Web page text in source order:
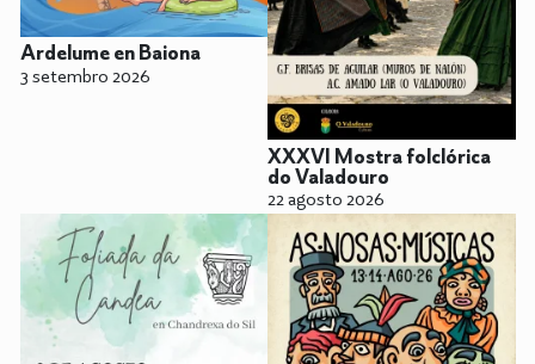
Ardelume en Baiona
3 setembro 2026
XXXVI Mostra folclórica
do Valadouro
22 agosto 2026